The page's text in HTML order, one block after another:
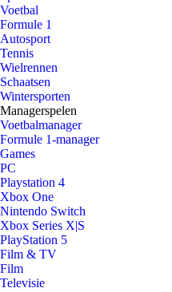
Voetbal
Formule 1
Autosport
Tennis
Wielrennen
Schaatsen
Wintersporten
Managerspelen
Voetbalmanager
Formule 1-manager
Games
PC
Playstation 4
Xbox One
Nintendo Switch
Xbox Series X|S
PlayStation 5
Film & TV
Film
Televisie